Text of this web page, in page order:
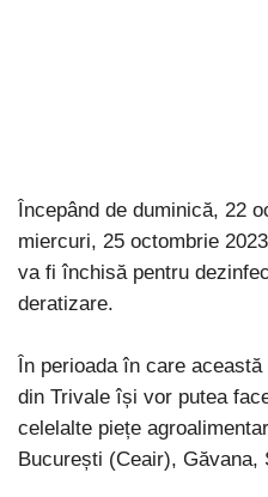
Începând de duminică, 22
miercuri, 25 octombrie
va fi închisă pentru
deratizare.
În perioada în care
din Trivale își vor putea
celelalte piețe
București (Ceair), Găvana,